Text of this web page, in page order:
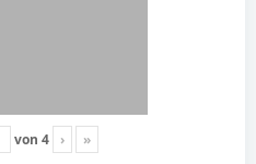
von 4 › »